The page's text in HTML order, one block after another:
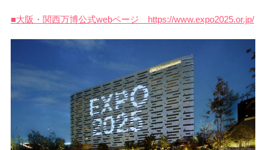
■大阪・関西万博公式webページ https://www.expo2025.or.jp/